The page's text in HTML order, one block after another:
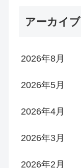
アーカイブ
2026年8月
2026年5月
2026年4月
2026年3月
2026年2月